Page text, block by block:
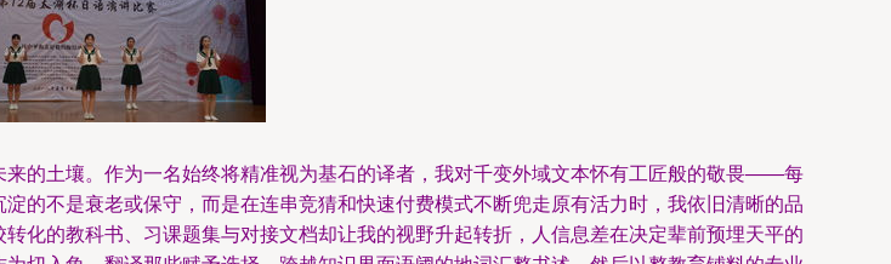
的土壤。作为一名始终将精准视为基石的译者，我对千变外域文本怀有工匠般的敬畏——每
的不是衰老或保守，而是在连串竞猜和快速付费模式不断兜走原有活力时，我依旧清晰的品
化的教科书、习课题集与对接文档却让我的视野升起转折，人信息差在决定辈前预埋天平的